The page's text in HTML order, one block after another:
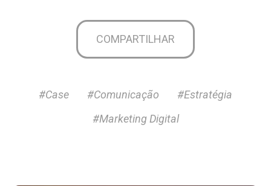
COMPARTILHAR
#Case #Comunicação
#Estratégia
#Marketing Digital